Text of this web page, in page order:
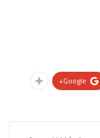
Google+